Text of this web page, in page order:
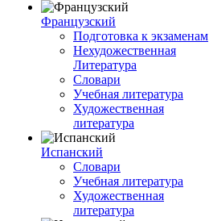
Французский
Подготовка к экзаменам
Нехудожественная
Литература
Словари
Учебная литература
Художественная
литература
Испанский
Словари
Учебная литература
Художественная
литература